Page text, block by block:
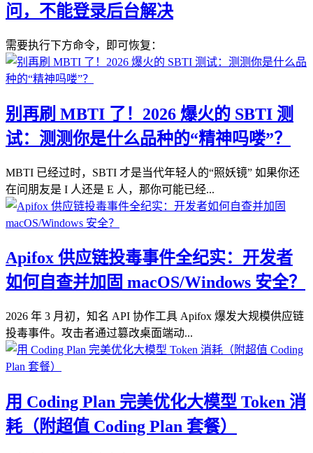
问，不能登录后台解决
需要执行下方命令，即可恢复：
别再刷 MBTI 了！2026 爆火的 SBTI 测
试：测测你是什么品种的“精神吗喽”？
MBTI 已经过时，SBTI 才是当代年轻人的“照妖镜” 如果你还
在问朋友是 I 人还是 E 人，那你可能已经...
Apifox 供应链投毒事件全纪实：开发者
如何自查并加固 macOS/Windows 安全？
2026 年 3 月初，知名 API 协作工具 Apifox 爆发大规模供应链
投毒事件。攻击者通过篡改桌面端动...
用 Coding Plan 完美优化大模型 Token 消
耗（附超值 Coding Plan 套餐）